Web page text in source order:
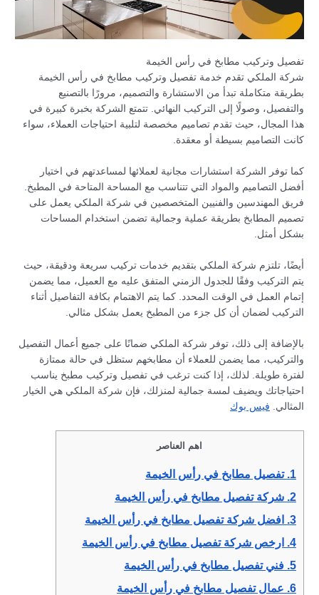
تفصيل وتركيب مطابخ في رأس الخيمة
شركة الملكي تقدم خدمة تفصيل وتركيب مطابخ في رأس الخيمة
بطريقة متكاملة تبدأ من الاستشارة والتصميم، مرورًا بالتصنيع
والتفصيل، وصولًا إلى التركيب النهائي. تتمتع الشركة بخبرة كبيرة في
هذا المجال، حيث تقدم تصاميم مخصصة لتلبية احتياجات العملاء، سواء
كانت التصاميم بسيطة أو معقدة.
كما توفر الشركة استشارات مجانية لعملائها لمساعدتهم في اختيار
أفضل التصاميم والمواد التي تتناسب مع المساحة المتاحة في المطبخ.
فريق المهندسين والفنيين المتخصصين في شركة الملكي يعمل على
تصميم المطابخ بطريقة عملية وجمالية تضمن استخدام المساحات
بشكل أمثل.
أيضًا، تلتزم شركة الملكي بتقديم خدمات تركيب سريعة ودقيقة، حيث
يتم التركيب وفقًا للجدول الزمني المتفق عليه مع العميل، مما يضمن
إتمام العمل في الوقت المحدد. كما يتم الاهتمام بكافة التفاصيل أثناء
التركيب لضمان أن كل جزء من المطبخ يعمل بشكل مثالي.
بالإضافة إلى ذلك، توفر شركة الملكي ضمانًا على جميع أعمال التفصيل
والتركيب، مما يضمن للعملاء أن مطابخهم ستظل في حالة ممتازة
لفترة طويلة. لذلك، إذا كنت ترغب في تفصيل وتركيب مطبخ يناسب
احتياجاتك ويضيف لمسة جمالية لمنزلك، فإن شركة الملكي هي الخيار
المثالي. فيس بوك
اهم العناصر
1. تفصيل مطابخ في رأس الخيمة
2. شركة تفصيل مطابخ في رأس الخيمة
3.
افضل شركة تفصيل مطابخ في رأس الخيمة
4.
ارخص شركة تفصيل مطابخ في رأس الخيمة
5. فني تفصيل مطابخ في رأس الخيمة
6. عمال تفصيل مطابخ في رأس الخيمة